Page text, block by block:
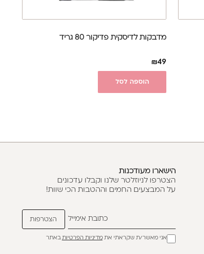
מדבקות לדיסקית פדיקור 80 גריד
₪49
הוספה לסל
הישארו מעודכנות
הצטרפו לניוזלטר שלנו וקבלו עדכונים
על המבצעים החמים וההטבות הכי שוות!
אני מאשר/ת שקראתי אתמדיניות הפרטיותבאתר